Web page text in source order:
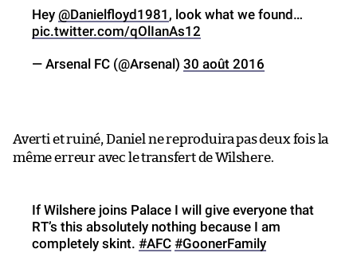
Hey @Danielfloyd1981 , look what we found…
pic.twitter.com/qOlIanAs12
— Arsenal FC (@Arsenal) 30 août 2016
Averti et ruiné, Daniel ne reproduira pas deux fois la
même erreur avec le transfert de Wilshere.
If Wilshere joins Palace I will give everyone that
RT’s this absolutely nothing because I am
completely skint. #AFC #GoonerFamily